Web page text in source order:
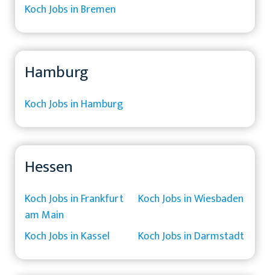
Koch Jobs in Bremen
Hamburg
Koch Jobs in Hamburg
Hessen
Koch Jobs in Frankfurt
am Main
Koch Jobs in Wiesbaden
Koch Jobs in Kassel Koch Jobs in Darmstadt